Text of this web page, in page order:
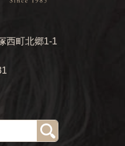
西町北郷1-1